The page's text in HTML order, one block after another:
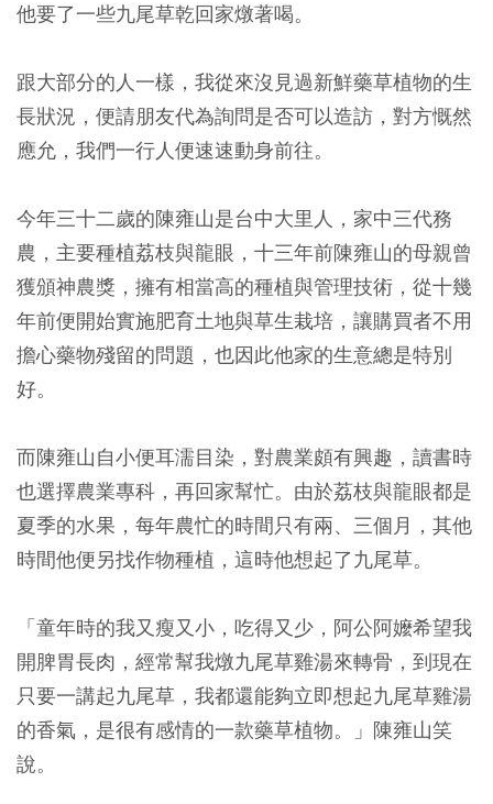
他要了一些九尾草乾回家燉著喝。
跟大部分的人一樣，我從來沒見過新鮮藥草植物的生
長狀況，便請朋友代為詢問是否可以造訪，對方慨然
應允，我們一行人便速速動身前往。
今年三十二歲的陳雍山是台中大里人，家中三代務
農，主要種植荔枝與龍眼，十三年前陳雍山的母親曾
獲頒神農獎，擁有相當高的種植與管理技術，從十幾
年前便開始實施肥育土地與草生栽培，讓購買者不用
擔心藥物殘留的問題，也因此他家的生意總是特別
好。
而陳雍山自小便耳濡目染，對農業頗有興趣，讀書時
也選擇農業專科，再回家幫忙。由於荔枝與龍眼都是
夏季的水果，每年農忙的時間只有兩、三個月，其他
時間他便另找作物種植，這時他想起了九尾草。
「童年時的我又瘦又小，吃得又少，阿公阿嬤希望我
開脾胃長肉，經常幫我燉九尾草雞湯來轉骨，到現在
只要一講起九尾草，我都還能夠立即想起九尾草雞湯
的香氣，是很有感情的一款藥草植物。」陳雍山笑
說。